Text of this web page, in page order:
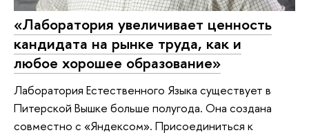
«Лаборатория увеличивает ценность
кандидата на рынке труда, как и
любое хорошее образование»
Лаборатория Естественного Языка существует в
Питерской Вышке больше полугода. Она создана
совместно с «Яндексом». Присоединиться к